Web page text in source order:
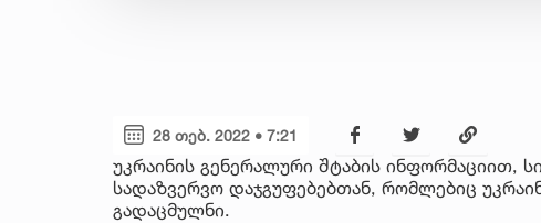
28 თებ. 2022 • 7:21
უკრაინის გენერალური შტაბის ინფორმაციით,
სადაზვერვო დაჯგუფებებთან, რომლებიც
გადაცმულნი.